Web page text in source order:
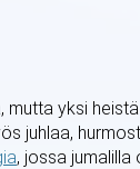
yksi
juhlaa,
, jossa jumalilla